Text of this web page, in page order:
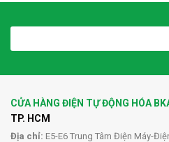
CỬA HÀNG ĐIỆN TỰ ĐỘNG HÓA
TP. HCM
Địa chỉ: E5-E6 Trung Tâm Điện Máy-